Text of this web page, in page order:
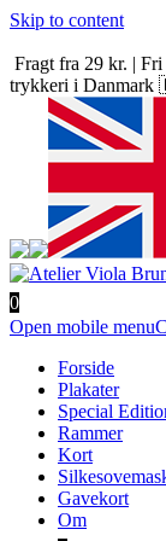
Skip to content
Fragt fra 29 kr. |
trykkeri i
0
Open mobile menu
Forside
Plakater
Special
Rammer
Kort
Gavekort
Om